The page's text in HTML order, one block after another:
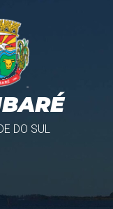
DO SUL